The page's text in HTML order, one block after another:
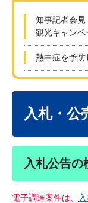
知事記者会
観光キャン
熱中症を予防
入札・公
入札公告の
電子調達案件は、